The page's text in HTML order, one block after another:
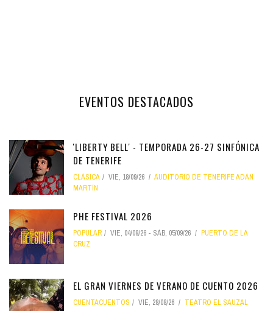
EVENTOS DESTACADOS
'LIBERTY BELL' - TEMPORADA 26-27 SINFÓNICA
DE TENERIFE
CLÁSICA VIE, 18/09/26
AUDITORIO DE TENERIFE ADÁN
MARTÍN
PHE FESTIVAL 2026
POPULAR VIE, 04/09/26 - SÁB, 05/09/26
PUERTO DE LA
CRUZ
EL GRAN VIERNES DE VERANO DE CUENTO 2026
CUENTACUENTOS VIE, 28/08/26 TEATRO EL SAUZAL